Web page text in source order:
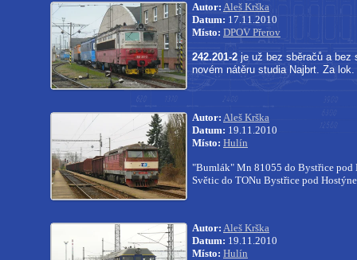
Autor: Aleš Krška
Datum: 17.11.2010
Místo: DPOV Přerov
242.201-2 je už bez sběračů a bez
novém nátěru studia Najbrt. Za
Autor: Aleš Krška
Datum: 19.11.2010
Místo: Hulín
"Bumlák" Mn 81055 do Bystřice
Světic do TONu Bystřice pod
Autor: Aleš Krška
Datum: 19.11.2010
Místo: Hulín